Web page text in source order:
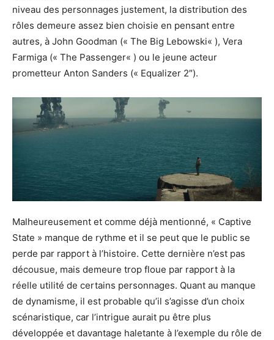
niveau des personnages justement, la distribution des
rôles demeure assez bien choisie en pensant entre
autres, à John Goodman (« The Big Lebowski« ), Vera
Farmiga (« The Passenger« ) ou le jeune acteur
prometteur Anton Sanders (« Equalizer 2″).
Malheureusement et comme déjà mentionné, « Captive
State » manque de rythme et il se peut que le public se
perde par rapport à l’histoire. Cette dernière n’est pas
décousue, mais demeure trop floue par rapport à la
réelle utilité de certains personnages. Quant au manque
de dynamisme, il est probable qu’il s’agisse d’un choix
scénaristique, car l’intrigue aurait pu être plus
développée et davantage haletante à l’exemple du rôle de